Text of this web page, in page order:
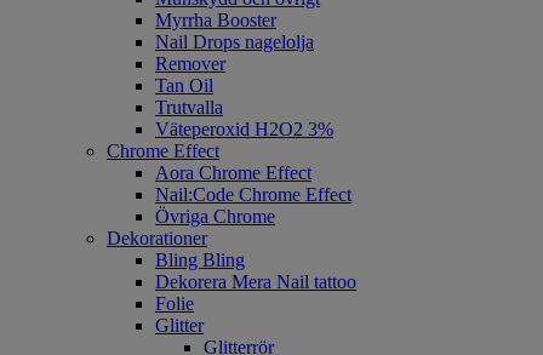
Myrrha Booster
Nail Drops nagelolja
Remover
Tan Oil
Trutvalla
Väteperoxid H2O2 3%
Chrome Effect
Aora Chrome Effect
Nail:Code Chrome Effect
Övriga Chrome
Dekorationer
Bling Bling
Dekorera Mera Nail tattoo
Folie
Glitter
Glitterrör